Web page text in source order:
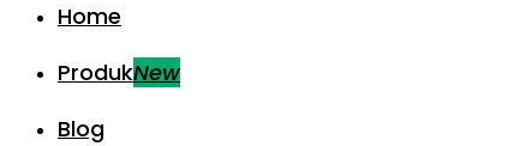
Home
ProdukNew
Blog